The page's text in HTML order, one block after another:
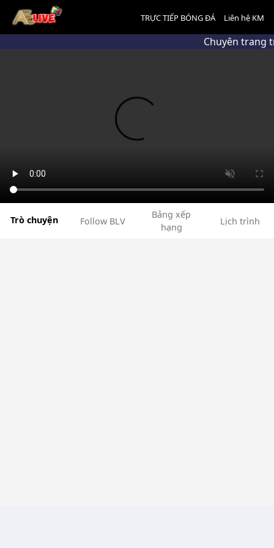
TRỰC TIẾP BÓNG ĐÁ Liên hệ KM
Chuyên trang
Trò chuyện Follow BLV
Bảng xếp
hạng
Lịch trình